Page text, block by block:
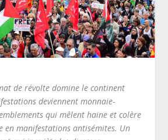
de révolte domine le continent
deviennent monnaie-
qui mêlent haine et colère
en manifestations antisémites. Un